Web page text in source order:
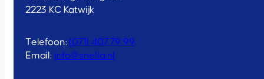
2223 KC Katwijk
Telefoon:(071) 407 79 99
Email: info@snella.nl